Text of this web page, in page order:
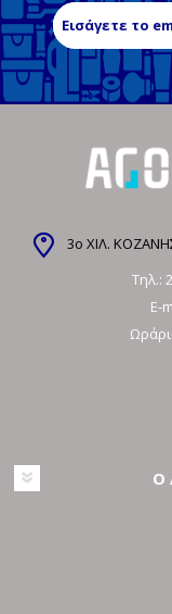
3ο ΧΙΛ.
Τηλ.:
E-
Ο